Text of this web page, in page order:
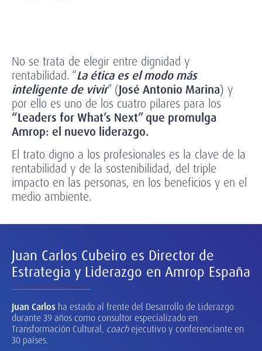
No se trata de elegir entre dignidad y
rentabilidad. “La ética es el modo más
inteligente de vivir” (José Antonio Marina) y
por ello es uno de los cuatro pilares para los
“Leaders for What’s Next” que promulga
Amrop: el nuevo liderazgo.
El trato digno a los profesionales es la clave de la
rentabilidad y de la sostenibilidad, del triple
impacto en las personas, en los beneficios y en el
medio ambiente.
Juan Carlos Cubeiro es Director de
Estrategia y Liderazgo en Amrop España
Juan Carlos ha estado al frente del Desarrollo de Liderazgo
durante 39 años como consultor especializado en
Transformación Cultural, coachejecutivo y conferenciante en
30 países.